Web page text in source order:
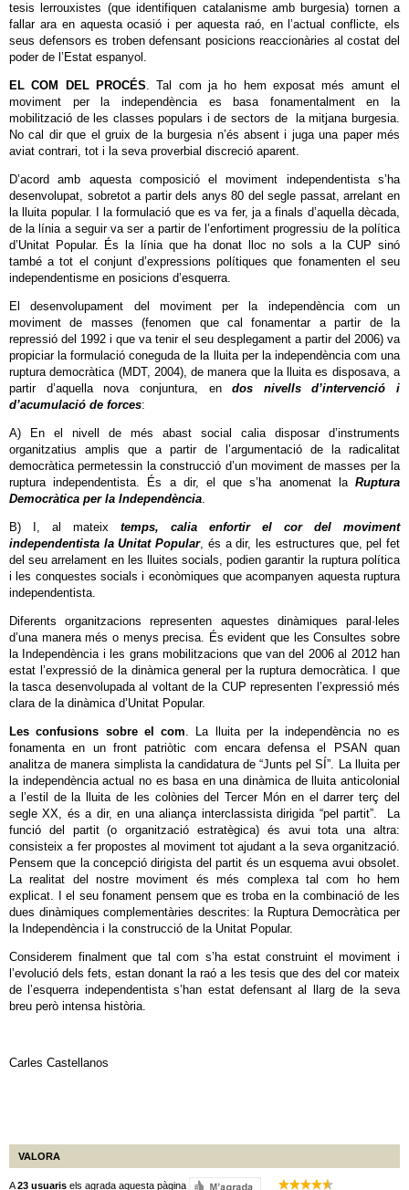
tesis lerrouxistes (que identifiquen catalanisme amb burgesia) tornen a
fallar ara en aquesta ocasió i per aquesta raó, en l’actual conflicte, els
seus defensors es troben defensant posicions reaccionàries al costat del
poder de l’Estat espanyol.
EL COM DEL PROCÉS. Tal com ja ho hem exposat més amunt el
moviment per la independència es basa fonamentalment en la
mobilització de les classes populars i de sectors de la mitjana burgesia.
No cal dir que el gruix de la burgesia n’és absent i juga una paper més
aviat contrari, tot i la seva proverbial discreció aparent.
D’acord amb aquesta composició el moviment independentista s’ha
desenvolupat, sobretot a partir dels anys 80 del segle passat, arrelant en
la lluita popular. I la formulació que es va fer, ja a finals d’aquella dècada,
de la línia a seguir va ser a partir de l’enfortiment progressiu de la política
d’Unitat Popular. És la línia que ha donat lloc no sols a la CUP sinó
també a tot el conjunt d’expressions polítiques que fonamenten el seu
independentisme en posicions d’esquerra.
El desenvolupament del moviment per la independència com un
moviment de masses (fenomen que cal fonamentar a partir de la
repressió del 1992 i que va tenir el seu desplegament a partir del 2006) va
propiciar la formulació coneguda de la lluita per la independència com una
ruptura democràtica (MDT, 2004), de manera que la lluita es disposava, a
partir d’aquella nova conjuntura, endos nivells d’intervenció i
d’acumulació de forces:
A) En el nivell de més abast social calia disposar d’instruments
organitzatius amplis que a partir de l’argumentació de la radicalitat
democràtica permetessin la construcció d’un moviment de masses per la
ruptura independentista. És a dir, el que s’ha anomenat la Ruptura
Democràtica per la Independència.
B) I, al mateix temps, calia enfortir el cor del moviment
independentista la Unitat Popular, és a dir, les estructures que, pel fet
del seu arrelament en les lluites socials, podien garantir la ruptura política
i les conquestes socials i econòmiques que acompanyen aquesta ruptura
independentista.
Diferents organitzacions representen aquestes dinàmiques paral·leles
d’una manera més o menys precisa. És evident que les Consultes sobre
la Independència i les grans mobilitzacions que van del 2006 al 2012 han
estat l’expressió de la dinàmica general per la ruptura democràtica. I que
la tasca desenvolupada al voltant de la CUP representen l’expressió més
clara de la dinàmica d’Unitat Popular.
Les confusions sobre el com. La lluita per la independència no es
fonamenta en un front patriòtic com encara defensa el PSAN quan
analitza de manera simplista la candidatura de “Junts pel SÍ”. La lluita per
la independència actual no es basa en una dinàmica de lluita anticolonial
a l’estil de la lluita de les colònies del Tercer Món en el darrer terç del
segle XX, és a dir, en una aliança interclassista dirigida “pel partit”. La
funció del partit (o organització estratègica) és avui tota una altra:
consisteix a fer propostes al moviment tot ajudant a la seva organització.
Pensem que la concepció dirigista del partit és un esquema avui obsolet.
La realitat del nostre moviment és més complexa tal com ho hem
explicat. I el seu fonament pensem que es troba en la combinació de les
dues dinàmiques complementàries descrites: la Ruptura Democràtica per
la Independència i la construcció de la Unitat Popular.
Considerem finalment que tal com s’ha estat construint el moviment i
l’evolució dels fets, estan donant la raó a les tesis que des del cor mateix
de l’esquerra independentista s’han estat defensant al llarg de la seva
breu però intensa història.
Carles Castellanos
VALORA
A23 usuaris els agrada aquesta pàgina